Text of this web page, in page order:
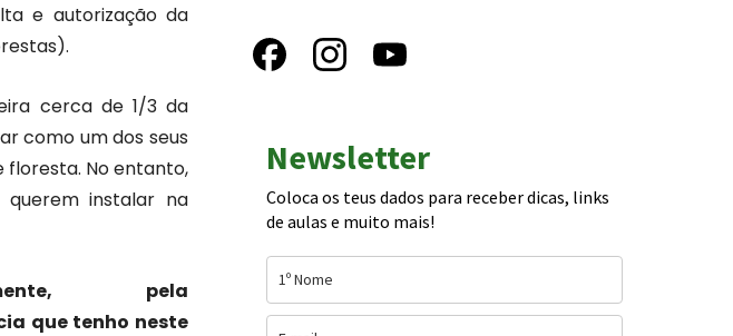
e autorização da
cerca de 1/3 da
como um dos seus
No entanto,
instalar na
pela
que tenho neste
Newsletter
Coloca os teus dados para receber dicas, links
de aulas e muito mais!